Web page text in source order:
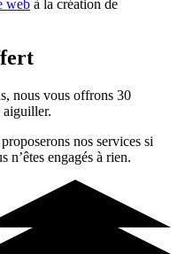
web à la création de
nous vous offrons 30
aiguiller.
nos services si
n’êtes engagés à rien.